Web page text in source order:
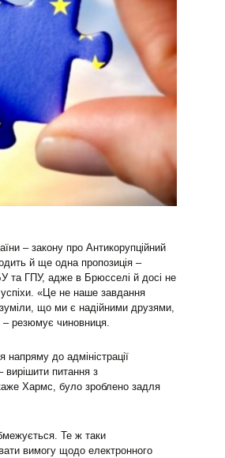
– закону про Антикорупційний
й ще одна пропозиція –
та ГПУ, адже в Брюсселі й досі не
«Це не наше завдання
що ми є надійними друзями,
– резюмує чиновниця.
до адміністрації
вирішити питання з
Хармс, було зроблено задля
Те ж таки
вимогу щодо електронного